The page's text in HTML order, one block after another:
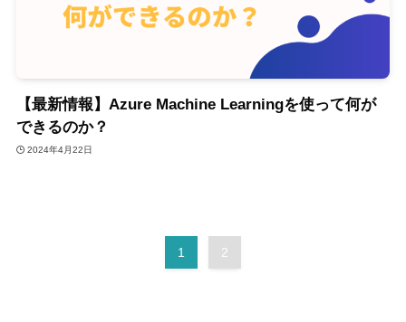
【最新情報】Azure Machine Learningを使って何が
できるのか？
2024年4月22日
1 2